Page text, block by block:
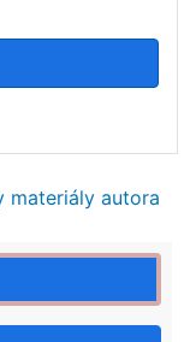
materiály autora